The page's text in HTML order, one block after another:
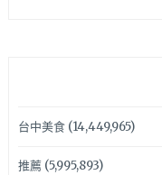
台中美食(14,449,965)
推薦(5,995,893)